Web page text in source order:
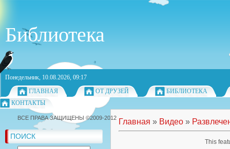
Библиотека
Понедельник, 10.08.2026, 09:17
ГЛАВНАЯ
ОТ ДРУЗЕЙ
БИБЛИОТЕКА
КОНТАКТЫ
ПОИСК
Главная » Видео »
ВСЕ ПРАВА ЗАЩИЩЕНЫ ©2009-2012
This